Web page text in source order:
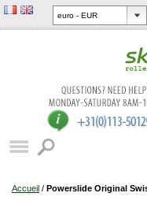
Accueil / Powerslide Original